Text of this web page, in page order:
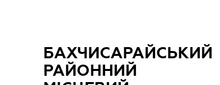
БАХЧИСАРАЙСЬКИЙ
РАЙОННИЙ